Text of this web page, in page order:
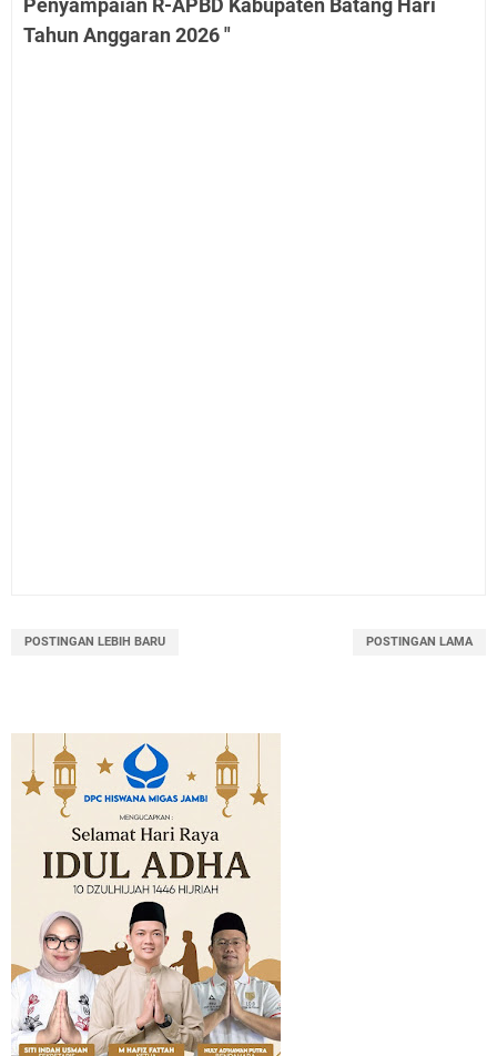
Penyampaian R-APBD Kabupaten Batang Hari
Tahun Anggaran 2026 "
POSTINGAN LEBIH BARU POSTINGAN LAMA